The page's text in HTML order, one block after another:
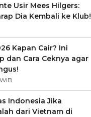
Usir Mees Hilgers:
Dia Kembali ke Klub!
Kapan Cair? Ini
dan Cara Ceknya agar
Indonesia Jika
dari Vietnam di